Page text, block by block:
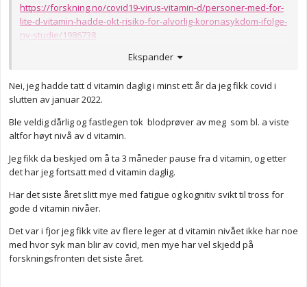
https://forskning.no/covid19-virus-vitamin-d/personer-med-for-
lite-d-vitamin-hadde-okt-risiko-for-alvorlig-koronasykdom-ifolge-
ny-studie/1986738
Ekspander
Nei, jeg hadde tatt d vitamin daglig i minst ett år da jeg fikk covid i
slutten av januar 2022.
Ble veldig dårlig og fastlegen tok blodprøver av meg som bl. a viste
altfor høyt nivå av d vitamin.
Jeg fikk da beskjed om å ta 3 måneder pause fra d vitamin, og etter
det har jeg fortsatt med d vitamin daglig.
Har det siste året slitt mye med fatigue og kognitiv svikt til tross for
gode d vitamin nivåer.
Det var i fjor jeg fikk vite av flere leger at d vitamin nivået ikke har noe
med hvor syk man blir av covid, men mye har vel skjedd på
forskningsfronten det siste året.